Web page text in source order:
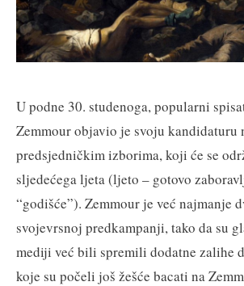
U podne 30. studenoga, popularni
Zemmour objavio je svoju kandidaturu
predsjedničkim izborima, koji će se
sljedećega ljeta (ljeto – gotovo
“godišće”). Zemmour je već najmanje
svojevrsnoj predkampanji, tako da su
mediji već bili spremili dodatne zalihe
koje su počeli još žešće bacati na